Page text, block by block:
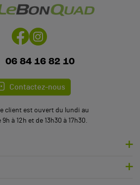
06 84 16 82 10
Contactez-nous
client est ouvert du lundi au
à 12h et de 13h30 à 17h30.